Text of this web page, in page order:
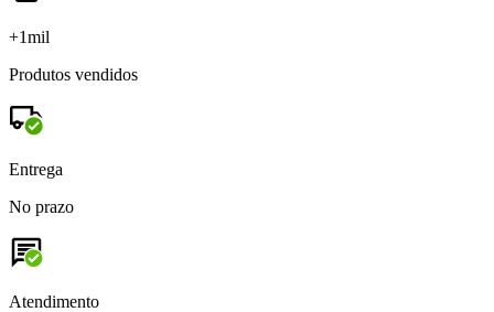
+1mil
Produtos vendidos
Entrega
No prazo
Atendimento